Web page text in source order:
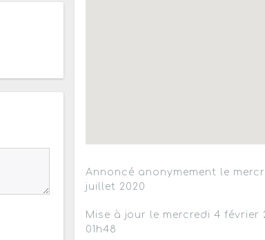
Annoncé anonymement le
juillet 2020
Mise à jour le mercredi 4 février
01h48